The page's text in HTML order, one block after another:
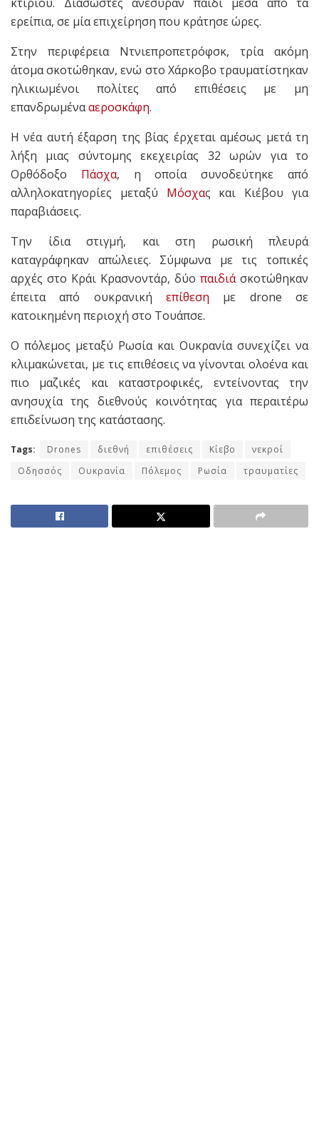
ερείπια, σε μία επιχείρηση που κράτησε ώρες.
Στην περιφέρεια Ντνιεπροπετρόφσκ, τρία ακόμη
άτομα σκοτώθηκαν, ενώ στο Χάρκοβο τραυματίστηκαν
ηλικιωμένοι πολίτες από επιθέσεις με μη
επανδρωμένααεροσκάφη.
Η νέα αυτή έξαρση της βίας έρχεται αμέσως μετά τη
λήξη μιας σύντομης εκεχειρίας 32 ωρών για το
Ορθόδοξο Πάσχα, η οποία συνοδεύτηκε από
αλληλοκατηγορίες μεταξύ Μόσχας και Κιέβου για
παραβιάσεις.
Την ίδια στιγμή, και στη ρωσική πλευρά
καταγράφηκαν απώλειες. Σύμφωνα με τις τοπικές
αρχές στο Κράι Κρασνοντάρ, δύο παιδιάσκοτώθηκαν
έπειτα από ουκρανική επίθεση με drone σε
κατοικημένη περιοχή στο Τουάπσε.
Ο πόλεμος μεταξύ Ρωσία και Ουκρανία συνεχίζει να
κλιμακώνεται, με τις επιθέσεις να γίνονται ολοένα και
πιο μαζικές και καταστροφικές, εντείνοντας την
ανησυχία της διεθνούς κοινότητας για περαιτέρω
επιδείνωση της κατάστασης.
Tags: Drones διεθνή επιθέσεις Κίεβο
νεκροί
Οδησσός
Ουκρανία Πόλεμος Ρωσία τραυματίες